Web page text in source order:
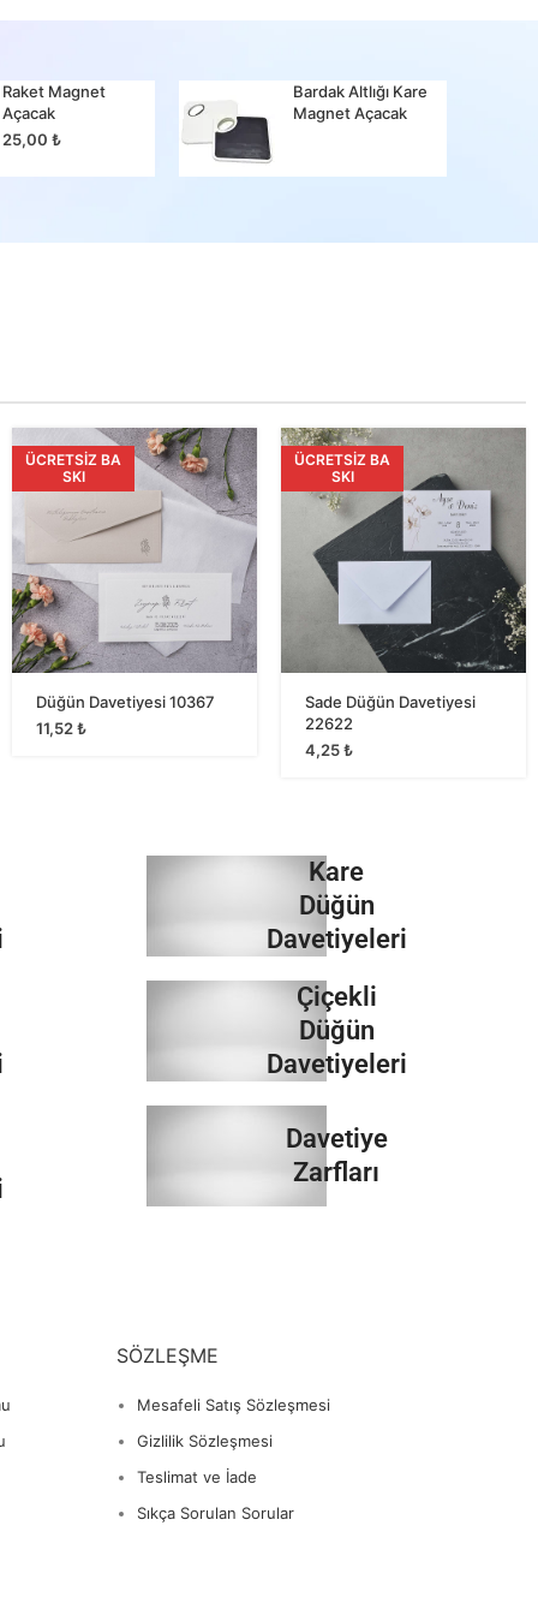
Raket Magnet
Açacak
25,00₺
Bardak Altlığı Kare
Magnet Açacak
ÜCRETSIZ BA
SKI
Düğün Davetiyesi 10367
11,52₺
ÜCRETSIZ BA
SKI
Sade Düğün Davetiyesi
22622
4,25₺
Kare
Düğün
Davetiyeleri
İncele
Çiçekli
Düğün
Davetiyeleri
İncele
Davetiye
Zarfları
SÖZLEŞME
Mesafeli Satış Sözleşmesi
Gizlilik Sözleşmesi
Teslimat ve İade
Sıkça Sorulan Sorular